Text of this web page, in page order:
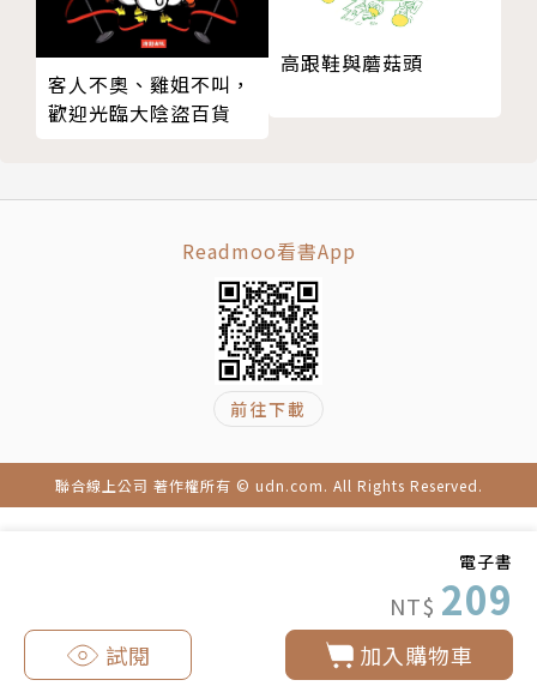
電子書
NT$ 209
加入購物車
試閱
四季花緒 P.106
河邊生活 P.108
Dream makers 羊毛概念館 P.110
幸福小窩生活雜貨手作坊P.112
Fuxai╳ Daisy 的雜貨店 P.138
ART DECO裝飾藝術 P.140
摩登波麗 P.150
台灣好，店 P.152
客人不奧、雞姐不叫，
歡迎光臨大陰盜百貨
高跟鞋與蘑菇頭
Readmoo看書App
前往下載
聯合線上公司 著作權所有 © udn.com. All Rights Reserved.